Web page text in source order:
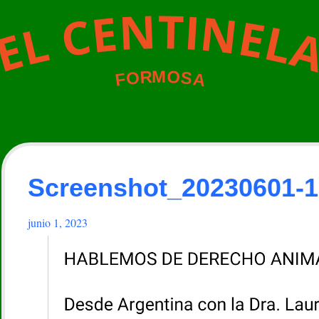
L CENTINELA
FORMOSA
Screenshot_20230601-
junio 1, 2023